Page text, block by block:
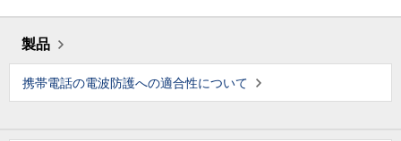
製品
携帯電話の電波防護への適合性について